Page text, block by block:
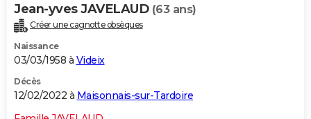
Jean-yves JAVELAUD (63 ans)
Créer une cagnotte obsèques
Naissance
03/03/1958 à Videix
Décès
12/02/2022 à Maisonnais-sur-Tardoire